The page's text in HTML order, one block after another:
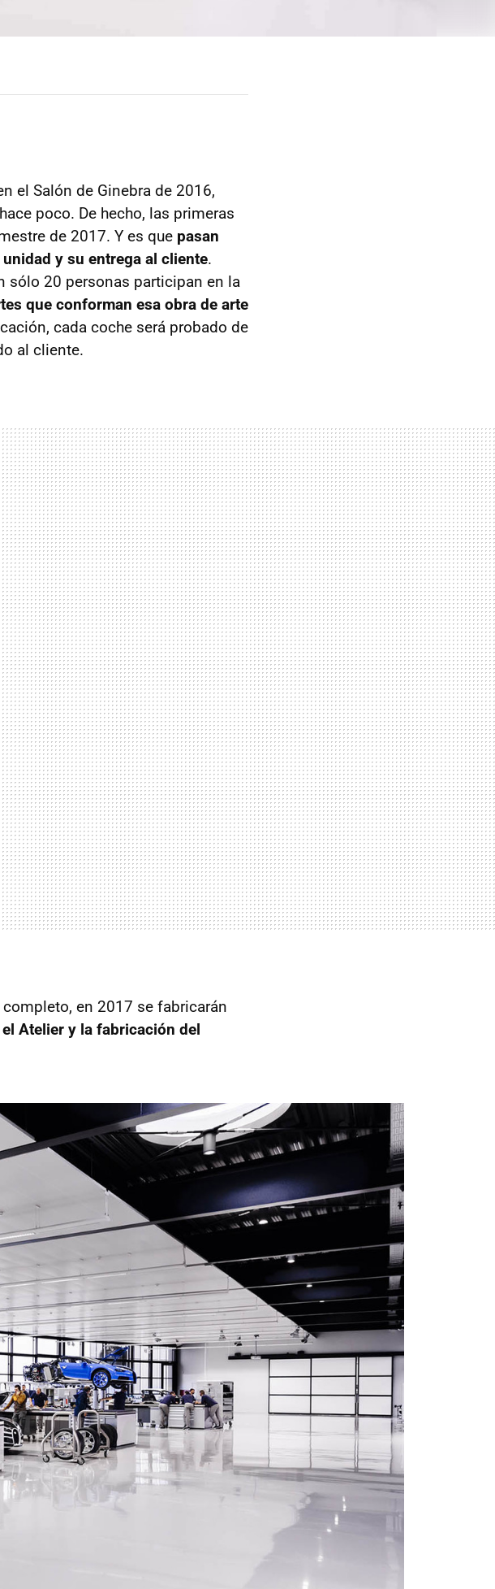
el Salón de Ginebra de 2016,
poco. De hecho, las primeras
de 2017. Y es que pasan
y su entrega al cliente.
sólo 20 personas participan en la
que conforman esa obra de arte
cada coche será probado de
al cliente.
en 2017 se fabricarán
Atelier y la fabricación del